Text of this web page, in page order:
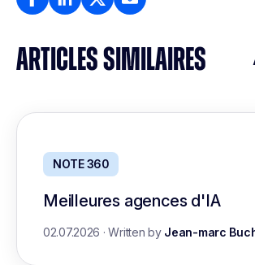
ARTICLES SIMILAIRES
NOTE 360
Meilleures agences d'IA
02.07.2026 ·Written by Jean-marc